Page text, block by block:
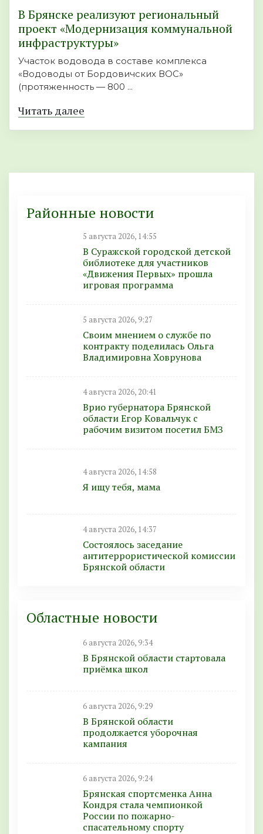
В Брянске реализуют региональный
проект «Модернизация коммунальной
инфраструктуры»
Участок водовода в составе комплекса
«Водоводы от Бордовичских ВОС»
(протяженность — 800 ...
Читать далее
Районные новости
5 августа 2026, 14:55
В Суражской городской детской
библиотеке для участников
«Движения Первых» прошла
игровая программа
5 августа 2026, 9:27
Своим мнением о службе по
контракту поделилась Ольга
Владимировна Ховрунова
4 августа 2026, 20:41
Врио губернатора Брянской
области Егор Ковальчук с
рабочим визитом посетил БМЗ
4 августа 2026, 14:58
Я ищу тебя, мама
4 августа 2026, 14:37
Состоялось заседание
антитеррористической комиссии
Брянской области
Областные новости
6 августа 2026, 9:34
В Брянской области стартовала
приёмка школ
6 августа 2026, 9:29
В Брянской области
продолжается уборочная
кампания
6 августа 2026, 9:24
Брянская спортсменка Анна
Кондря стала чемпионкой
России по пожарно-
спасательному спорту